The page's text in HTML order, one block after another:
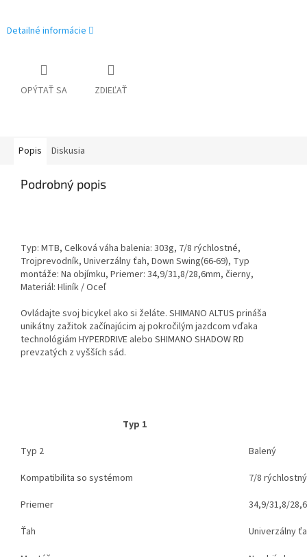
Detailné informácie
OPÝTAŤ SA ZDIEĽAŤ
Popis Diskusia
Podrobný popis
Typ: MTB, Celková váha balenia: 303g, 7/8 rýchlostné,
Trojprevodník, Univerzálny ťah, Down Swing(66-69), Typ
montáže: Na objímku, Priemer: 34,9/31,8/28,6mm, čierny,
Materiál: Hliník / Oceľ
Ovládajte svoj bicykel ako si želáte. SHIMANO ALTUS prináša
unikátny zažitok začínajúcim aj pokročilým jazdcom vďaka
technológiám HYPERDRIVE alebo SHIMANO SHADOW RD
prevzatých z vyšších sád.
Typ 1
Typ 2
Balený
Kompatibilita so systémom
7/8 rýchlostný
Priemer
34,9/31,8/
Ťah
Univerzálny